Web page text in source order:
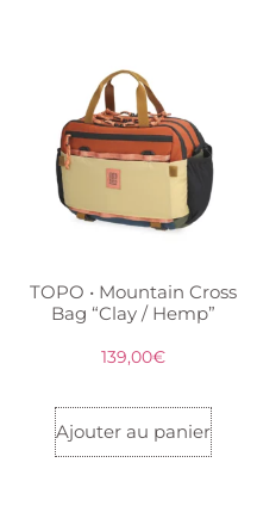
TOPO • Mountain Cross
Bag “Clay / Hemp”
139,00€
Ajouter au panier